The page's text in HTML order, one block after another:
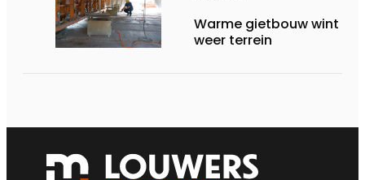
Warme gietbouw wint
weer terrein